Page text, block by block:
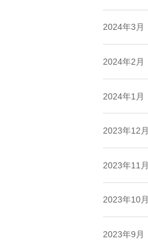
2024年3月
2024年2月
2024年1月
2023年12月
2023年11月
2023年10月
2023年9月